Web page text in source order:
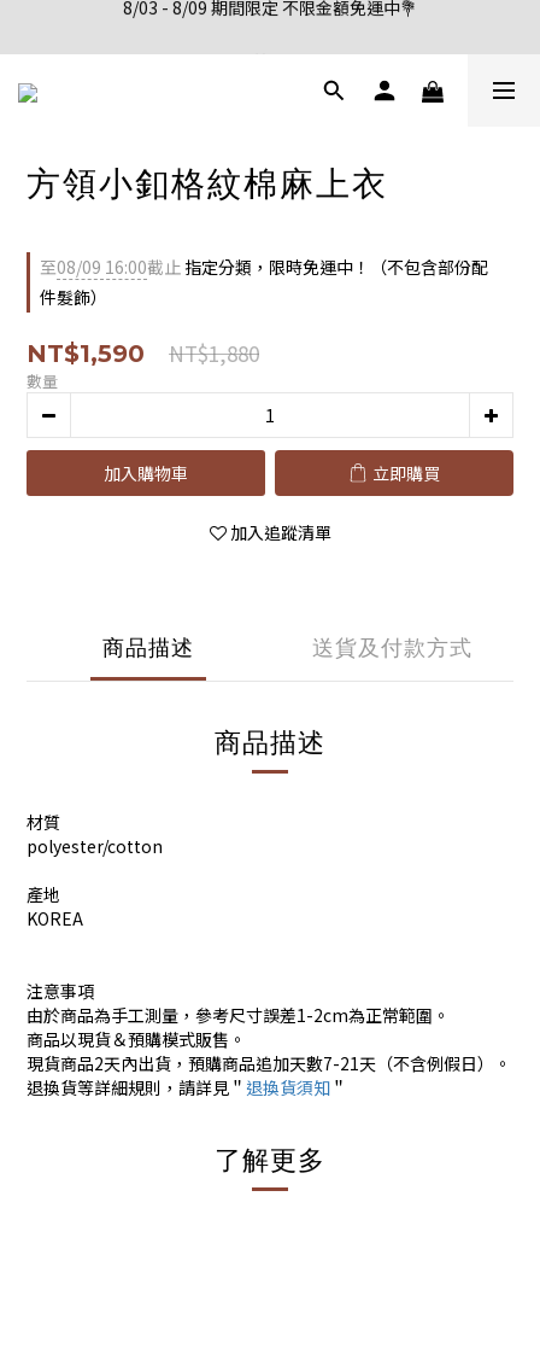
新會員註冊首購享95折優惠
方領小釦格紋棉麻上衣
至08/09 16:00截止 指定分類，限時免運中！（不包含部份配
件髮飾）
NT$1,590 NT$1,880
數量
加入購物車 立即購買
加入追蹤清單
商品描述 送貨及付款方式
商品描述
材質
polyester/cotton
產地
KOREA
注意事項
由於商品為手工測量，參考尺寸誤差1-2cm為正常範圍。
商品以現貨＆預購模式販售。
現貨商品2天內出貨，預購商品追加天數7-21天（不含例假日）。
退換貨等詳細規則，請詳見＂ 退換貨須知 ＂
了解更多